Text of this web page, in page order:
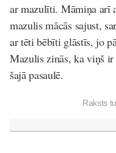
ar mazulīti. Māmiņa arī
mazulis mācās sajust,
ar tēti bēbīti glāstīs, jo
Mazulis zinās, ka viņš
šajā pasaulē.
Raksts